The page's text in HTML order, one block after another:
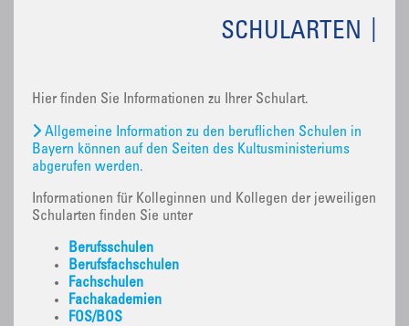
SCHULARTEN
Hier finden Sie Informationen zu Ihrer Schulart.
Allgemeine Information zu den beruflichen Schulen in
Bayern können auf den Seiten des Kultusministeriums
abgerufen werden.
Informationen für Kolleginnen und Kollegen der jeweiligen
Schularten finden Sie unter
Berufsschulen
Berufsfachschulen
Fachschulen
Fachakademien
FOS/BOS